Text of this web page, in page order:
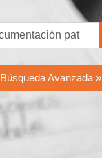
Búsqueda Avanzada »